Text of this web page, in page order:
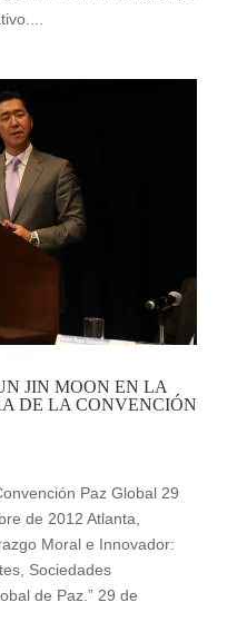
JIN MOON EN LA
DE LA CONVENCIÓN
Paz Global 29
de 2012 Atlanta,
Moral e Innovador:
Sociedades
de Paz.” 29 de